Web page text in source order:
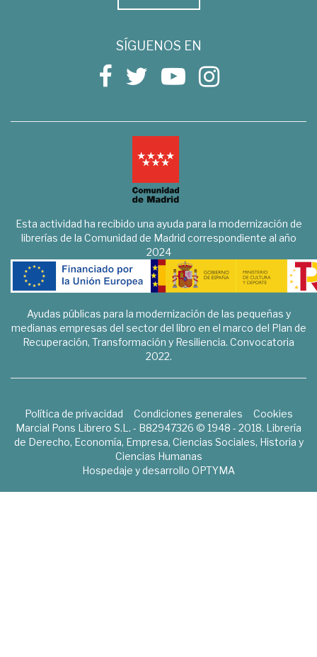
SÍGUENOS EN
Esta actividad ha recibido una ayuda para la modernización de
librerías de la Comunidad de Madrid correspondiente al año
2024
Ayudas públicas para la modernización de las pequeñas y
medianas empresas del sector del libro en el marco del Plan de
Recuperación, Transformación y Resiliencia. Convocatoria
2022.
Política de privacidad Condiciones generales
Cookies
Marcial Pons Librero S.L. - B82947326 © 1948 - 2018. Librería
de Derecho, Economía, Empresa, Ciencias Sociales, Historia y
Ciencias Humanas
Hospedaje y desarrollo OPTYMA